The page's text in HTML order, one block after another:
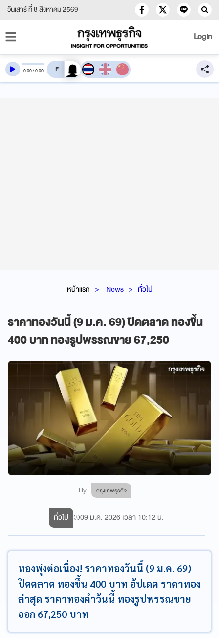
วันเสาร์ ที่ 8 สิงหาคม 2569
Login
หน้าแรก News ทั่วไป
ราคาทองวันนี้ (9 ม.ค. 69) ปิดตลาด ทองขึ้น
400 บาท ทองรูปพรรณขาย 67,250
By กรุงเทพธุรกิจ
0:00/0:00 สลับเสียงอ่าน
ทั่วไป 09 ม.ค. 2026 เวลา 10:12 น.
ทองพุ่งต่อเนื่อง! ราคาทองวันนี้ (9 ม.ค. 69)
ปิดตลาด ทองขึ้น 400 บาท อัปเดต ราคาทอง
ล่าสุด ราคาทองคำวันนี้ ทองรูปพรรณขาย
ออก 67,250 บาท